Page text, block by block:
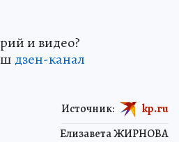
и видео?
дзен-канал
Елизавета ЖИРНОВА
Источник: kp.ru